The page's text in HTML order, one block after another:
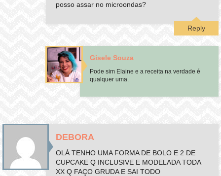
posso assar no microondas?
Reply
Gisele Souza
Pode sim Elaine e a receita na verdade é
qualquer uma.
DEBORA
OLÁ TENHO UMA FORMA DE BOLO E 2 DE
CUPCAKE Q INCLUSIVE E MODELADA TODA
XX Q FAÇO GRUDA E SAI TODO